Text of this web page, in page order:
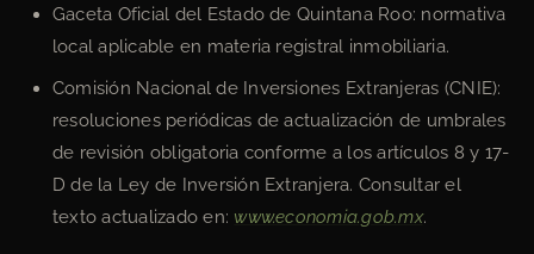
Gaceta Oficial del Estado de Quintana Roo: normativa
local aplicable en materia registral inmobiliaria.
Comisión Nacional de Inversiones Extranjeras (CNIE):
resoluciones periódicas de actualización de umbrales
de revisión obligatoria conforme a los artículos 8 y 17-
D de la Ley de Inversión Extranjera. Consultar el
texto actualizado en: www.economia.gob.mx.